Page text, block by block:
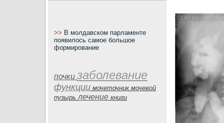
>> В молдавском парламенте
появилось самое большое
формирование
почки заболевание
функции мочеточник мочевой
пузырь лечение книги